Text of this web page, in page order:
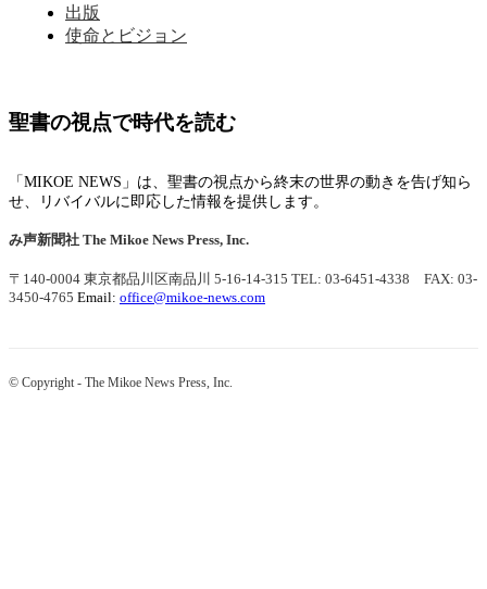
出版
使命とビジョン
聖書の視点で時代を読む
「MIKOE NEWS」は、聖書の視点から終末の世界の動きを告げ知ら
せ、リバイバルに即応した情報を提供します。
み声新聞社 The Mikoe News Press, Inc.
〒140-0004 東京都品川区南品川 5-16-14-315 TEL: 03-6451-4338 FAX: 03-
3450-4765 Email: office@mikoe-news.com
© Copyright - The Mikoe News Press, Inc.